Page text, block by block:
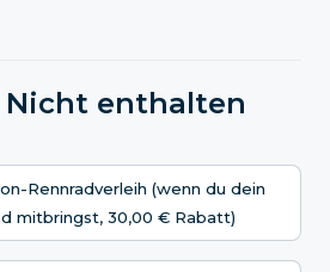
enthalten
Rennradverleih (wenn du dein
mitbringst, 30,00 € Rabatt)